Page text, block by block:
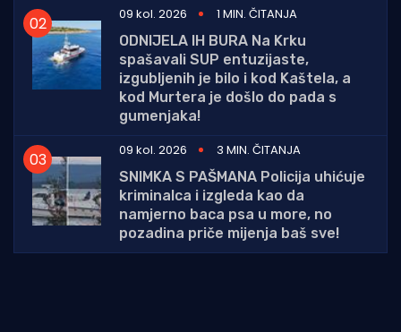
09 kol. 2026
1 MIN. ČITANJA
ODNIJELA IH BURA Na Krku
spašavali SUP entuzijaste,
izgubljenih je bilo i kod Kaštela, a
kod Murtera je došlo do pada s
gumenjaka!
09 kol. 2026
3 MIN. ČITANJA
SNIMKA S PAŠMANA Policija uhićuje
kriminalca i izgleda kao da
namjerno baca psa u more, no
pozadina priče mijenja baš sve!